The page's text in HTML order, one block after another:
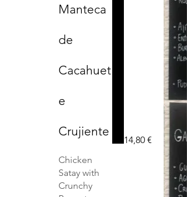
Manteca
de
Cacahuet
e
Crujiente
Chicken
Satay with
Crunchy
14,80 €